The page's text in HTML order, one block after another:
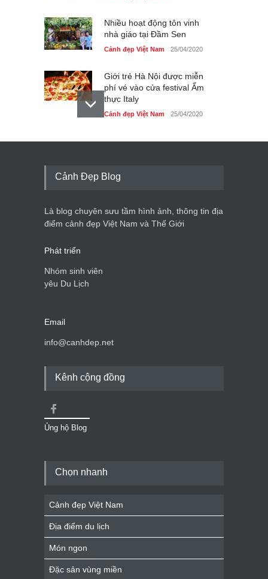
Nhiều hoạt động tôn vinh
nhà giáo tại Đầm Sen
Cảnh đẹp Việt Nam 25/04/2020
Giới trẻ Hà Nội được miễn
phí vé vào cửa festival Ẩm
thực Italy
Cảnh đẹp Việt Nam 25/04/2020
Tam giác mạch khoe sắc
du lịch quốc gia
Cảnh đẹp Việt Nam 24/04/2020
Cảnh Đẹp Blog
Là blog chuyên sưu tầm hình ảnh, thông tin địa
điểm cảnh đẹp Việt Nam và Thế Giới
Phát triển
Nhóm sinh viên
yêu Du Lịch
Email
info@canhdep.net
Kênh cộng đồng
Ủng hộ Blog
Chọn nhanh
Cảnh đẹp Việt Nam
Địa điểm du lịch
Món ngon
Đặc sản vùng miền